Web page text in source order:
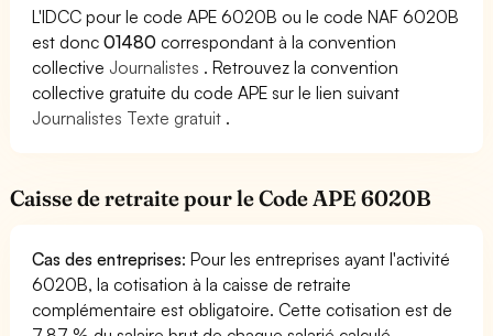
L'IDCC pour le code APE 6020B ou le code NAF 6020B
est donc01480 correspondant à la convention
collective Journalistes . Retrouvez la convention
collective gratuite du code APE sur le lien suivant
Journalistes Texte gratuit .
Caisse de retraite pour le Code APE 6020B
Cas des entreprises: Pour les entreprises ayant l'activité
6020B, la cotisation à la caisse de retraite
complémentaire est obligatoire. Cette cotisation est de